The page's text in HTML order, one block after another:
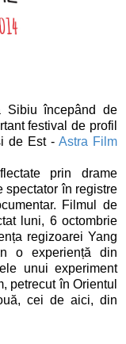
Sibiu începând de
festival de profil
de Est - Astra Film
prin drame
spectator în registre
Filmul de
luni, 6 octombrie
regizoarei Yang
o experiență din
unui experiment
petrecut în Orientul
cei de aici, din